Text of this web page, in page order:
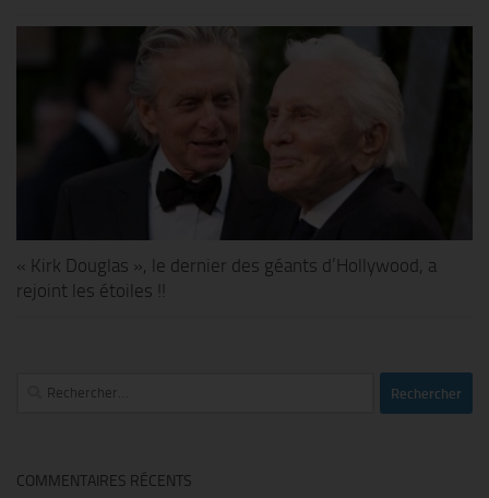
« Kirk Douglas », le dernier des géants d’Hollywood, a
rejoint les étoiles !!
Rechercher :
COMMENTAIRES RÉCENTS